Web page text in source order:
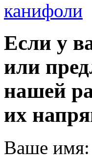
канифоли
Если у
или
нашей
их
Ваше имя: